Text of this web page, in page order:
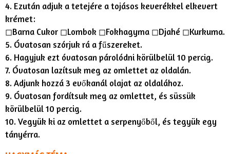
4. Ezután adjuk a tetejére a tojásos keverékkel elkevert
krémet:
◻︎Barna Cukor ◻︎Lombok ◻︎Fokhagyma ◻︎Djahé ◻︎Kurkuma.
5. Óvatosan szórjuk rá a fűszereket.
6. Hagyjuk ezt óvatosan párolódni körülbelül 10 percig.
7. Óvatosan lazítsuk meg az omlettet az oldalán.
8. Adjunk hozzá 3 evőkanál olajat az oldalához.
9. Óvatosan fordítsuk meg az omlettet, és süssük
körülbelül 10 percig.
10. Vegyük ki az omlettet a serpenyőből, és tegyük egy
tányérra.